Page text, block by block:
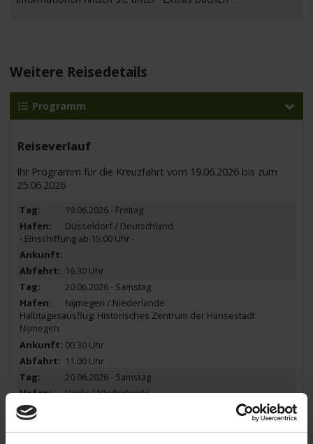
Weitere Reisedetails
Programm
Reiseverlauf
Ihr Programm für die Kreuzfahrt vom 19.06.2026 bis zum
25.06.2026
19.06.2026 - Freitag
Düsseldorf / Deutschland
- Einschiffung ab 15:00 Uhr -
16.30 Uhr
20.06.2026 - Samstag
Nijmegen / Niederlande
Halbtagesausflug: Historisches Zentrum der Hansestadt
Nijmegen
00.30 Uhr
11.00 Uhr
20.06.2026 - Samstag
Venlo / Niederlande
Halbtagesausflug: Spaziergang durch Venlo